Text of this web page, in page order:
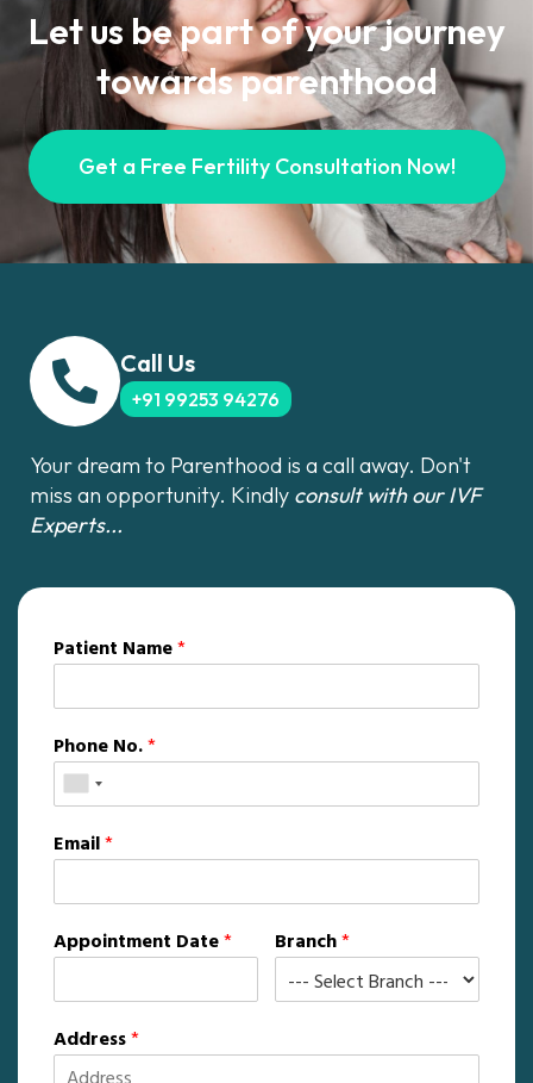
Let us be part of your journey
towards parenthood
Get a Free Fertility Consultation Now!
Call Us
+91 99253 94276
Your dream to Parenthood is a call away. Don't
miss an opportunity. Kindly consult with our IVF
Experts...
Patient Name*
Phone No.*
Email*
Appointment Date* Branch*
Address*